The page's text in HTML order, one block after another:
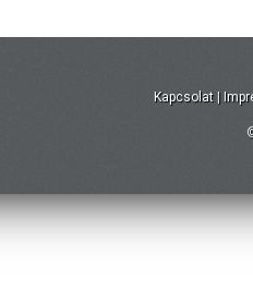
Kapcsolat |